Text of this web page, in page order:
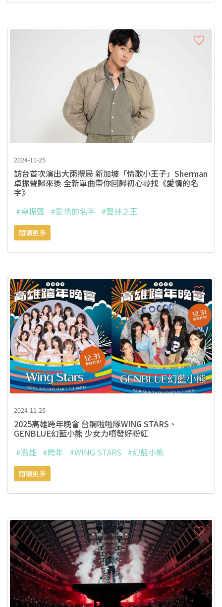
2024-11-25
訪台首次演出大雨攪局 新加坡「情歌小王子」Sherman
卓振聲歸來後 全新單曲帶你回歸初心尋找《愛情的名
字》
#卓振聲 #愛情的名字 #聲林之王
閱讀更多
2024-11-25
2025高雄跨年晚會 台鋼啦啦隊WING STARS、
GENBLUE幻藍小熊 少女力噴發好粉紅
#高雄 #跨年 #WING STARS #幻藍小熊
閱讀更多